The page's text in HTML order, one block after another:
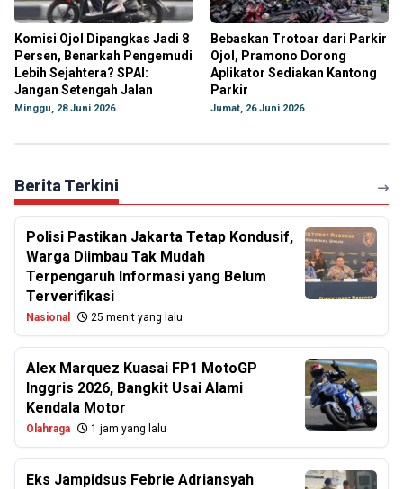
Komisi Ojol Dipangkas Jadi 8
Persen, Benarkah Pengemudi
Lebih Sejahtera? SPAI:
Jangan Setengah Jalan
Minggu, 28 Juni 2026
Bebaskan Trotoar dari Parkir
Ojol, Pramono Dorong
Aplikator Sediakan Kantong
Parkir
Jumat, 26 Juni 2026
Berita Terkini
Polisi Pastikan Jakarta Tetap Kondusif,
Warga Diimbau Tak Mudah
Terpengaruh Informasi yang Belum
Terverifikasi
Nasional 25 menit yang lalu
Alex Marquez Kuasai FP1 MotoGP
Inggris 2026, Bangkit Usai Alami
Kendala Motor
Olahraga 1 jam yang lalu
Eks Jampidsus Febrie Adriansyah